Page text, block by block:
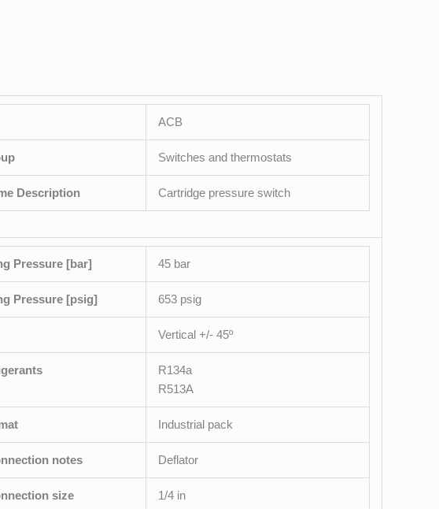
ACB
Switches and thermostats
Description Cartridge pressure switch
Pressure [bar] 45 bar
Pressure [psig] 653 psig
Vertical +/- 45º
R134a
R513A
Industrial pack
notes Deflator
size 1/4 in